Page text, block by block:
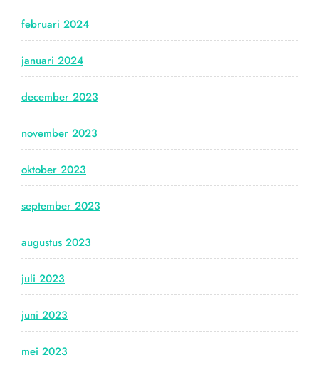
februari 2024
januari 2024
december 2023
november 2023
oktober 2023
september 2023
augustus 2023
juli 2023
juni 2023
mei 2023